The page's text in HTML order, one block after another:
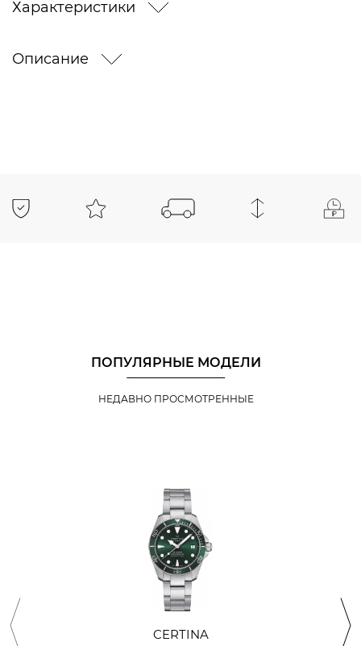
Характеристики
Описание
ПОПУЛЯРНЫЕ МОДЕЛИ
НЕДАВНО ПРОСМОТРЕННЫЕ
CERTINA